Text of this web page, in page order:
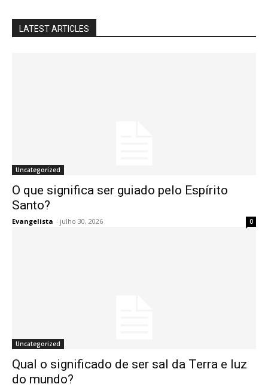
LATEST ARTICLES
Uncategorized
O que significa ser guiado pelo Espírito
Santo?
Evangelista - julho 30, 2026 0
Uncategorized
Qual o significado de ser sal da Terra e luz
do mundo?